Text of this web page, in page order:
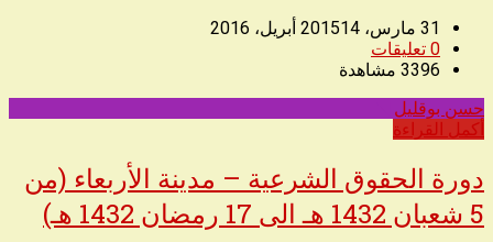
31 مارس، 2015
14 أبريل، 2016
0 تعليقات
3396 مشاهدة
حسن بوقليل
أكمل القراءة
دورة الحقوق الشرعية – مدينة الأربعاء (من
5 شعبان 1432 هـ الى 17 رمضان 1432 هـ)